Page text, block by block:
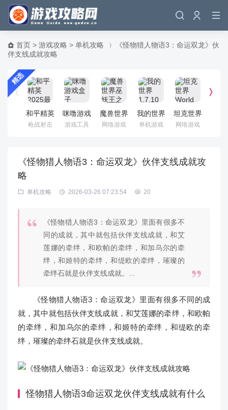
首页 > 游戏攻略 > 单机攻略
《怪物猎人物语3：命运双龙》伙
伴支线成就攻略
精选
和平精英
2025最
枪战射击
咪噜游戏
盒子
游戏工具
魔兽世界
巫妖王之
网络游戏
我的世界
1.7.10电
单机游戏
坦克世界
World Of
网络游戏
《怪物猎人物语3：命运双龙》伙伴支线成就攻
略
单机攻略 2026-03-26 07:23:54 20
《怪物猎人物语3：命运双龙》里面有很多不
同的成就，其中就包括伙伴支线成就，和艾
莲娜的牵绊，和欧帕的牵绊，和加乌尔的牵
绊，和姬特的牵绊，和缇欧的牵绊，璀璨的
牵绊石就是伙伴支线成就。...
《怪物猎人物语3：命运双龙》里面有很多不同的成
就，其中就包括伙伴支线成就，和艾莲娜的牵绊，和欧帕
的牵绊，和加乌尔的牵绊，和姬特的牵绊，和缇欧的牵
绊，璀璨的牵绊石就是伙伴支线成就。
怪物猎人物语3命运双龙伙伴支线成就有什么